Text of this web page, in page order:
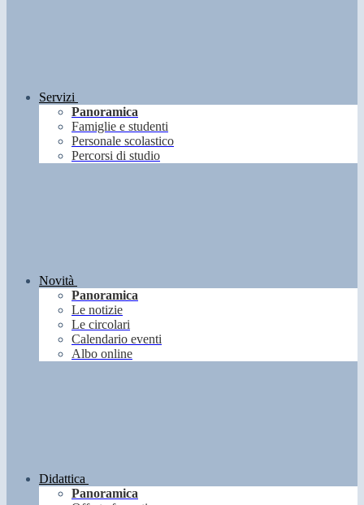
Servizi
Panoramica
Famiglie e studenti
Personale scolastico
Percorsi di studio
Novità
Panoramica
Le notizie
Le circolari
Calendario eventi
Albo online
Didattica
Panoramica